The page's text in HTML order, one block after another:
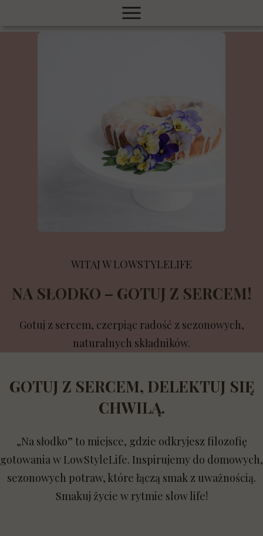
WITAJ W LOWSTYLELIFE
NA SŁODKO – GOTUJ Z SERCEM!
Gotuj z sercem, czerpiąc radość z sezonowych,
naturalnych składników.
GOTUJ Z SERCEM, DELEKTUJ SIĘ
CHWILĄ.
„Na słodko” to miejsce, gdzie odkryjesz filozofię
gotowania w LowStyleLife. Inspirujemy do domowych,
sezonowych potraw, które łączą smak z uważnością.
Smakuj życie w rytmie slow life!